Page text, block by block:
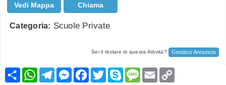
Vedi Mappa Chiama
Categoria: Scuole Private
Sei il titolare di questa Attività? Gestisci Annuncio
CondividiWhatsApp
TelegramMessenger
Facebook
TwitterSkypeMessage
Email